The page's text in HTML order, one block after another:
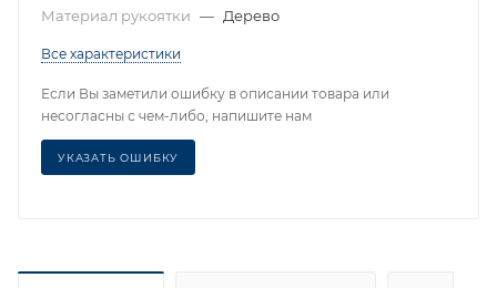
Материал рукоятки — Дерево
Все характеристики
Если Вы заметили ошибку в описании товара или
несогласны с чем-либо, напишите нам
УКАЗАТЬ ОШИБКУ